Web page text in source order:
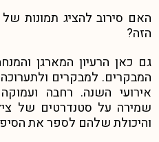
האם סירוב להציג תמונות
הזה?
גם כאן הרעיון המארגן
המבקרים. למבקרים
אירועי השנה. רחבה
שמירה על סטנדרטים של
והיכולת שלהם לספר את